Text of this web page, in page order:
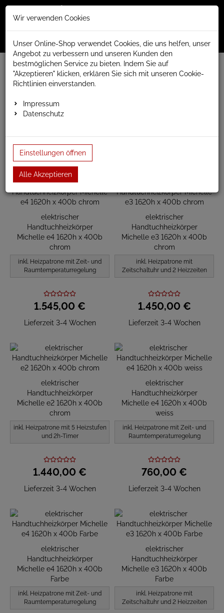
Menü
www.anapont.eu
elektrischer Badheizkörper
Michelle Handtuchheizkörper elektrisch
Bauhöhe 1620mm
elektrischer
Handtuchheizkörper
Michelle e4 1620h x 400b
chrom
inkl. Heizpatrone mit Zeit- und
Raumtemperaturregelung
1.545,00 €
Lieferzeit 3-4 Wochen
elektrischer
Handtuchheizkörper
Michelle e3 1620h x 400b
chrom
inkl. Heizpatrone mit
Zeitschaltuhr und 2 Heizzeiten
1.450,00 €
Lieferzeit 3-4 Wochen
elektrischer
Handtuchheizkörper
Michelle e2 1620h x 400b
chrom
inkl. Heizpatrone mit 5 Heizstufen
und 2h-Timer
1.440,00 €
Lieferzeit 3-4 Wochen
elektrischer
Handtuchheizkörper
Michelle e4 1620h x 400b
weiss
inkl. Heizpatrone mit Zeit- und
Raumtemperaturregelung
760,00 €
Lieferzeit 3-4 Wochen
elektrischer
Handtuchheizkörper
Michelle e4 1620h x 400b
Farbe
inkl. Heizpatrone mit Zeit- und
Raumtemperaturregelung
elektrischer
Handtuchheizkörper
Michelle e3 1620h x 400b
Farbe
inkl. Heizpatrone mit
Zeitschaltuhr und 2 Heizzeiten
Wir verwenden Cookies
Unser Online-Shop verwendet Cookies, die uns helfen, unser
Angebot zu verbessern und unseren Kunden den
bestmöglichen Service zu bieten. Indem Sie auf
"Akzeptieren" klicken, erklären Sie sich mit unseren Cookie-
Richtlinien einverstanden.
Impressum
Datenschutz
Einstellungen öffnen
Alle Akzeptieren